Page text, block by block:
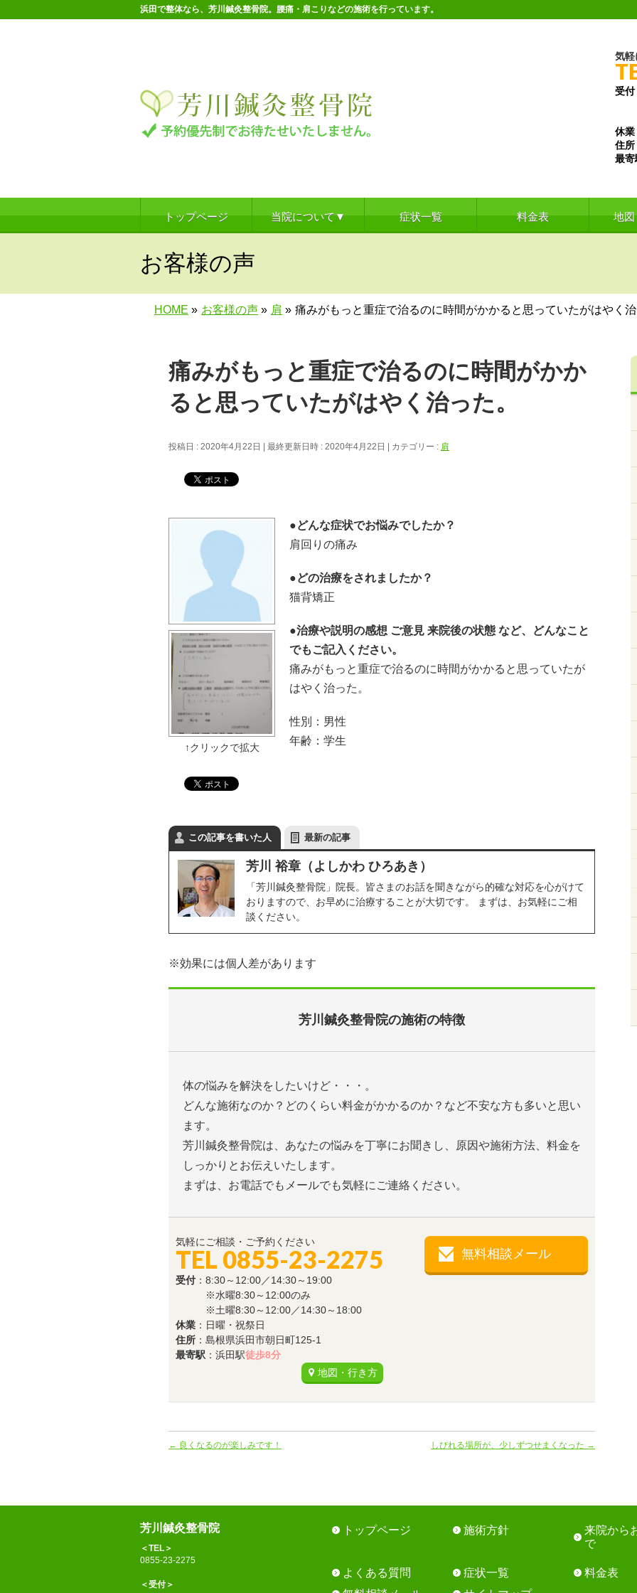
浜田で整体なら、芳川鍼灸整骨院。腰痛・肩こりなどの施術を行っています。
気軽
受付
休業
住所
最寄
トップページ 当院について▼ 症状一覧 料金表 地図
お客様の声
HOME » お客様の声 » 肩 » 痛みがもっと重症で治るのに時間がかかると思っていたがはやく
痛みがもっと重症で治るのに時間がかか
ると思っていたがはやく治った。
投稿日 : 2020年4月22日 最終更新日時 : 2020年4月22日 カテゴリー : 肩
●どんな症状でお悩みでしたか？
肩回りの痛み
●どの治療をされましたか？
猫背矯正
●治療や説明の感想 ご意見 来院後の状態 など、どんなこと
でもご記入ください。
痛みがもっと重症で治るのに時間がかかると思っていたが
はやく治った。
性別：男性
年齢：学生
この記事を書いた人 最新の記事
芳川 裕章（よしかわ ひろあき）
「芳川鍼灸整骨院」院長。皆さまのお話を聞きながら的確な対応を心がけて
おりますので、お早めに治療することが大切です。 まずは、お気軽にご相
談ください。
※効果には個人差があります
芳川鍼灸整骨院の施術の特徴
体の悩みを解決をしたいけど・・・。
どんな施術なのか？どのくらい料金がかかるのか？など不安な方も多いと思い
ます。
芳川鍼灸整骨院は、あなたの悩みを丁寧にお聞きし、原因や施術方法、料金を
しっかりとお伝えいたします。
まずは、お電話でもメールでも気軽にご連絡ください。
気軽にご相談・ご予約ください
TEL 0855-23-2275
受付 ：8:30～12:00／14:30～19:00
※水曜8:30～12:00のみ
※土曜8:30～12:00／14:30～18:00
休業 ：日曜・祝祭日
住所 ：島根県浜田市朝日町125-1
最寄駅 ：浜田駅徒歩8分
地図・行き方
無料相談メール
← 良くなるのが楽しみです！ しびれる場所が、少しずつせまくなった →
芳川鍼灸整骨院
＜TEL＞
0855-23-2275
＜受付＞
トップページ 施術方針
来院から
で
よくある質問 症状一覧
料金表